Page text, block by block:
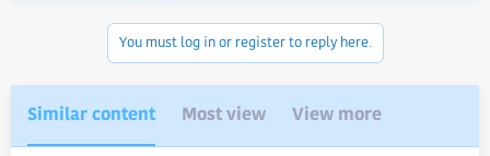
You must log in or register to reply here.
Similar content Most view View more